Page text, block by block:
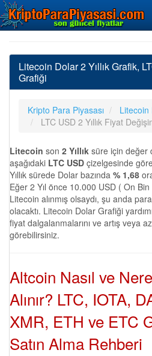
Litecoin Dolar 2 Yıllık Grafik,
Grafiği
Kripto Para Piyasası
Litecoin
LTC USD 2 Yıllık Fiyat
Litecoin son 2 Yıllık süre için değer
aşağıdaki LTC USD çizelgesinde
Yıllık sürede Dolar bazında % 1,68
Eğer 2 Yıl önce 10.000 USD ( On
Litecoin alınmış olsaydı, şu anda
olacaktı. Litecoin Dolar Grafiği
fiyat dalgalanmalarını ve artış veya
görebilirsiniz.
Altcoin Nasıl ve
Alınır? LTC, IOTA,
XMR, ETH ve ETC
Satın Alma Rehberi